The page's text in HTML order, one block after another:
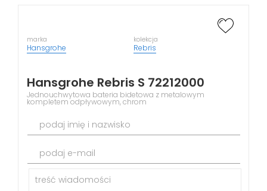
marka
Hansgrohe
kolekcja
Rebris
Hansgrohe Rebris S 72212000
Jednouchwytowa bateria bidetowa z metalowym
kompletem odpływowym, chrom
podaj imię i nazwisko
podaj e-mail